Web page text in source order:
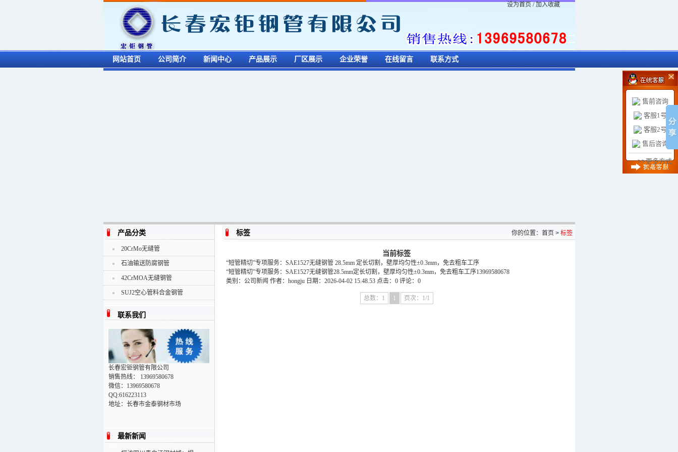
设为首页 / 加入收藏
网站首页 公司简介 新闻中心 产品展示 厂区展示 企业荣誉 在线留言 联系方式
标签 你的位置： 首页 > 标签
当前标签
“短管精切”专项服务：SAE1527无缝钢管 28.5mm 定长切割，壁厚均匀性±0.3mm，免去粗车工序
“短管精切”专项服务：SAE1527无缝钢管28.5mm定长切割，壁厚均匀性±0.3mm，免去粗车工序13969580678
类别： 公司新闻 作者： hongju日期： 2026-04-02 15.48.53点击： 0评论： 0
总数：1 1 页次：1/1
产品分类
20CrMo无缝管
石油输送防腐钢管
42CrMOA无缝钢管
SUJ2空心管料合金钢管
联系我们
长春宏钜钢管有限公司
销售热线： 13969580678
微信：13969580678
QQ:616223113
地址：长春市金泰钢材市场
最新新闻
售前咨询
客服1号
客服2号
售后咨询
>>更多方式